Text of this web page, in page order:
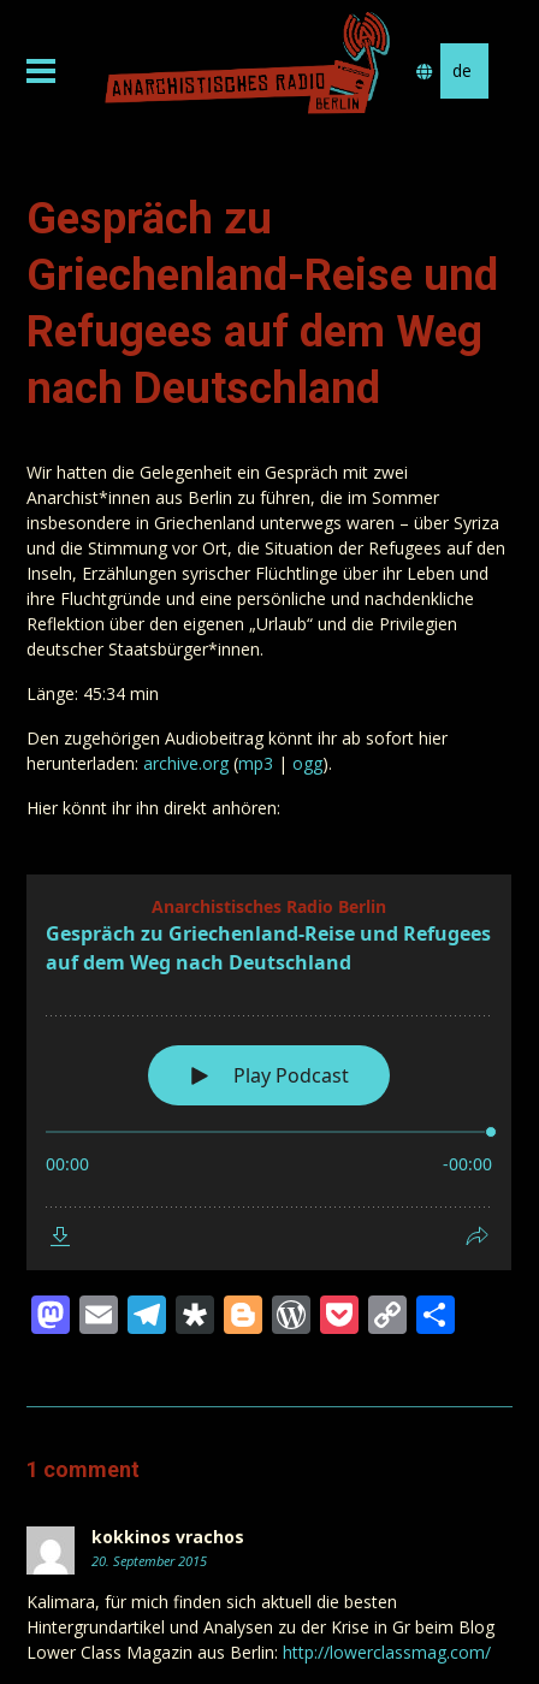
auswählen
Gespräch zu
Griechenland-Reise und
Refugees auf dem Weg
nach Deutschland
Wir hatten die Gelegenheit ein Gespräch mit zwei
Anarchist*innen aus Berlin zu führen, die im Sommer
insbesondere in Griechenland unterwegs waren – über Syriza
und die Stimmung vor Ort, die Situation der Refugees auf den
Inseln, Erzählungen syrischer Flüchtlinge über ihr Leben und
ihre Fluchtgründe und eine persönliche und nachdenkliche
Reflektion über den eigenen „Urlaub“ und die Privilegien
deutscher Staatsbürger*innen.
Länge: 45:34 min
Den zugehörigen Audiobeitrag könnt ihr ab sofort hier
herunterladen:archive.org (mp3 |ogg).
Hier könnt ihr ihn direkt anhören:
Mastodon
EmailTelegram
Diaspora
Blogger
WordPress
Pocket
Copy
1 comment
kokkinos vrachos
20. September 2015
Kalimara, für mich finden sich aktuell die besten
Hintergrundartikel und Analysen zu der Krise in Gr beim Blog
Lower Class Magazin aus Berlin:http://lowerclassmag.com/